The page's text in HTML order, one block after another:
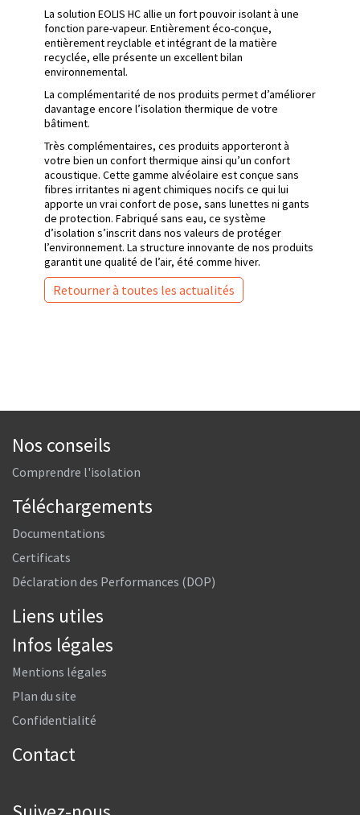
La solution EOLIS HC allie un fort pouvoir isolant à une
fonction pare-vapeur. Entièrement éco-conçue,
entièrement reyclable et intégrant de la matière
recyclée, elle présente un excellent bilan
environnemental.
La complémentarité de nos produits permet d’améliorer
davantage encore l’isolation thermique de votre
bâtiment.
Très complémentaires, ces produits apporteront à
votre bien un confort thermique ainsi qu’un confort
acoustique. Cette gamme alvéolaire est conçue sans
fibres irritantes ni agent chimiques nocifs ce qui lui
apporte un vrai confort de pose, sans lunettes ni gants
de protection. Fabriqué sans eau, ce système
d’isolation s’inscrit dans nos valeurs de protéger
l’environnement. La structure innovante de nos produits
garantit une qualité de l’air, été comme hiver.
Retourner à toutes les actualités
Nos conseils
Comprendre l'isolation
Téléchargements
Documentations
Certificats
Déclaration des Performances (DOP)
Liens utiles
Infos légales
Mentions légales
Plan du site
Confidentialité
Contact